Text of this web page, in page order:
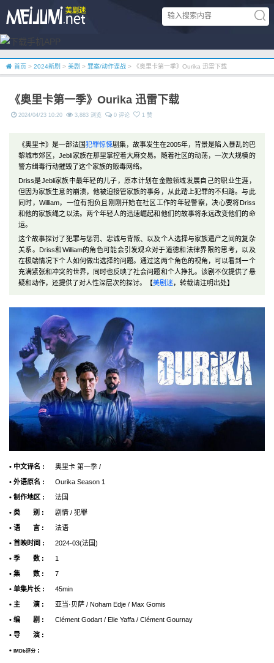
首页 > 2024新剧 > 美剧 > 罪案/动作谍战 > 《奥里卡第一季》Ourika 迅雷下载
《奥里卡第一季》Ourika 迅雷下载
2024/04/23 10:20 3,883 浏览 0 评论 1 赞
《奥里卡》是一部法国犯罪惊悚剧集，故事发生在2005年，背景是陷入暴乱的巴
黎城市郊区，Jebli家族在那里掌控着大麻交易。随着社区的动荡，一次大规模的
警方缉毒行动摧毁了这个家族的贩毒网络。
Driss是Jebli家族中最年轻的儿子，原本计划在金融领域发展自己的职业生涯，
但因为家族生意的崩溃，他被迫接管家族的事务，从此踏上犯罪的不归路。与此
同时，William，一位有抱负且刚刚开始在社区工作的年轻警察，决心要将Driss
和他的家族绳之以法。两个年轻人的迅速崛起和他们的故事将永远改变他们的命
运。
这个故事探讨了犯罪与惩罚、忠诚与背叛、以及个人选择与家族遗产之间的复杂
关系。Driss和William的角色可能会引发观众对于道德和法律界限的思考，以及
在极端情况下个人如何做出选择的问题。通过这两个角色的视角，可以看到一个
充满紧张和冲突的世界，同时也反映了社会问题和个人挣扎。该剧不仅提供了悬
疑和动作，还提供了对人性深层次的探讨。【美剧迷，转载请注明出处】
• 中文译名 : 奥里卡 第一季 /
• 外语原名 : Ourika Season 1
• 制作地区 : 法国
• 类 别 : 剧情 / 犯罪
• 语 言 : 法语
• 首映时间 : 2024-03(法国)
• 季 数 : 1
• 集 数 : 7
• 单集片长 : 45min
• 主 演 : 亚当·贝萨 / Noham Edje / Max Gomis
• 编 剧 : Clément Godart / Elie Yaffa / Clément Gournay
• 导 演 :
• IMDb评分 :